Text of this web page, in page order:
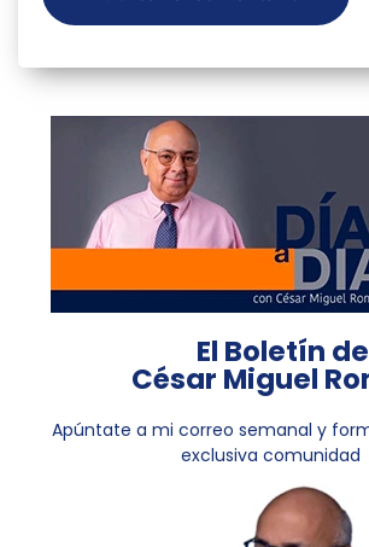
El Boletín de
César Miguel
Apúntate a mi correo semanal y
exclusiva comunidad